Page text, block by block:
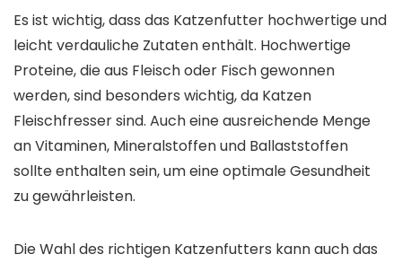
Es ist wichtig, dass das Katzenfutter hochwertige und
leicht verdauliche Zutaten enthält. Hochwertige
Proteine, die aus Fleisch oder Fisch gewonnen
werden, sind besonders wichtig, da Katzen
Fleischfresser sind. Auch eine ausreichende Menge
an Vitaminen, Mineralstoffen und Ballaststoffen
sollte enthalten sein, um eine optimale Gesundheit
zu gewährleisten.
Die Wahl des richtigen Katzenfutters kann auch das